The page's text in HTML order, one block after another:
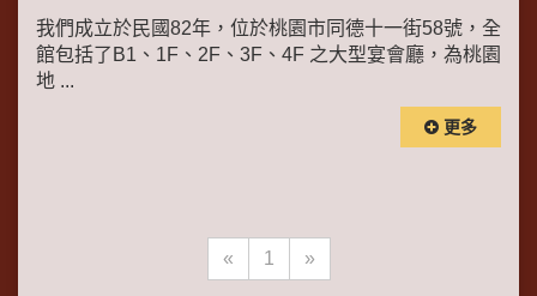
我們成立於民國82年，位於桃園市同德十一街58號，全
館包括了B1、1F、2F、3F、4F 之大型宴會廳，為桃園
地 ...
更多
« 1 »